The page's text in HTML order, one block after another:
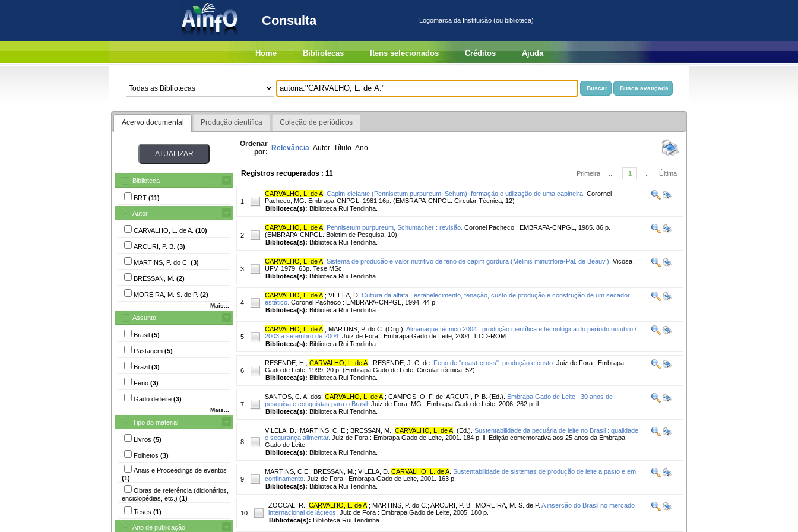
Consulta Logomarca da Instituição (ou biblioteca)
Home Bibliotecas Itens selecionados Créditos Ajuda
Acervo documental Produção científica Coleção de periódicos
Biblioteca
BRT (11)
Autor
CARVALHO, L. de A. (10)
ARCURI, P. B. (3)
MARTINS, P. do C. (3)
BRESSAN, M. (2)
MOREIRA, M. S. de P. (2)
Mais...
Assunto
Brasil (5)
Pastagem (5)
Brazil (3)
Feno (3)
Gado de leite (3)
Mais...
Tipo do material
Livros (5)
Folhetos (3)
Anais e Proceedings de eventos
(1)
Obras de referência (dicionários,
enciclopédias, etc.) (1)
Teses (1)
Ano de publicação
Ordenar
por: Relevância Autor Título Ano
Registros recuperados : 11 Primeira 1 Última
1.
CARVALHO, L. de A Capim-elefante (Pennisetum purpureum, Schum): formação e utilização de uma capineira. Corornel
Pacheco, MG: Embrapa-CNPGL, 1981 16p. (EMBRAPA-CNPGL. Circular Técnica, 12)
Biblioteca(s): Biblioteca Rui Tendinha.
2.
CARVALHO, L. de A Pennisetum purpureum, Schumacher : revisão. Coronel Pacheco : EMBRAPA-CNPGL, 1985. 86 p.
(EMBRAPA-CNPGL. Boletim de Pesquisa, 10).
Biblioteca(s): Biblioteca Rui Tendinha.
3.
CARVALHO, L. de A Sistema de produção e valor nutritivo de feno de capim gordura (Melinis minutiflora-Pal. de Beauv.). Viçosa :
UFV, 1979. 63p. Tese MSc.
Biblioteca(s): Biblioteca Rui Tendinha.
4.
CARVALHO, L. de A ; VILELA, D. Cultura da alfafa : estabelecimento, fenação, custo de produção e construção de um secador
estático. Coronel Pacheco : EMBRAPA-CNPGL, 1994. 44 p.
Biblioteca(s): Biblioteca Rui Tendinha.
5.
CARVALHO, L. de A ; MARTINS, P. do C. (Org.). Almanaque técnico 2004 : produção científica e tecnológica do período outubro /
2003 a setembro de 2004. Juiz de Fora : Embrapa Gado de Leite, 2004. 1 CD-ROM.
Biblioteca(s): Biblioteca Rui Tendinha.
6.
RESENDE, H. ; CARVALHO, L. de A ; RESENDE, J. C. de. Feno de "coast-cross": produção e custo. Juiz de Fora : Embrapa
Gado de Leite, 1999. 20 p. (Embrapa Gado de Leite. Circular técnica, 52).
Biblioteca(s): Biblioteca Rui Tendinha.
7.
SANTOS, C. A. dos; CARVALHO, L. de A ; CAMPOS, O. F. de; ARCURI, P. B. (Ed.).
Embrapa Gado de Leite : 30 anos de
pesquisa e conquistas para o Brasil. Juiz de Fora, MG : Embrapa Gado de Leite, 2006. 262 p. il.
Biblioteca(s): Biblioteca Rui Tendinha.
8.
VILELA, D. ; MARTINS, C. E. ; BRESSAN, M. ; CARVALHO, L. de A . (Ed.). Sustentabilidade da pecuária de leite no Brasil : qualidade
e segurança alimentar. Juiz de Fora : Embrapa Gado de Leite, 2001. 184 p. il. Edição comemorativa aos 25 anos da Embrapa
Gado de Leite.
Biblioteca(s): Biblioteca Rui Tendinha.
9.
MARTINS, C.E. ; BRESSAN, M. ; VILELA, D. CARVALHO, L. de A Sustentabilidade de sistemas de produção de leite a pasto e em
confinamento. Juiz de Fora : Embrapa Gado de Leite, 2001. 163 p.
Biblioteca(s): Biblioteca Rui Tendinha.
10.
ZOCCAL, R. ; CARVALHO, L. de A ; MARTINS, P. do C. ; ARCURI, P. B. ; MOREIRA, M. S. de P. A inserção do Brasil no mercado
internacional de lácteos. Juiz de Fora : Embrapa Gado de Leite, 2005. 180 p.
Biblioteca(s): Biblioteca Rui Tendinha.